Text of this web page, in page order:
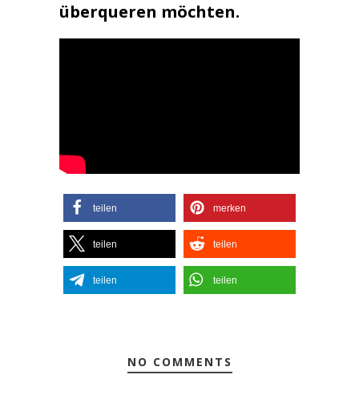
überqueren möchten.
teilen merken
teilen teilen
teilen teilen
NO COMMENTS